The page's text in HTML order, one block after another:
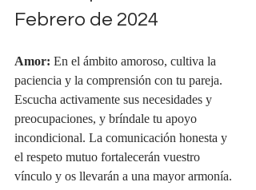
Febrero de 2024
Amor: En el ámbito amoroso, cultiva la
paciencia y la comprensión con tu pareja.
Escucha activamente sus necesidades y
preocupaciones, y bríndale tu apoyo
incondicional. La comunicación honesta y
el respeto mutuo fortalecerán vuestro
vínculo y os llevarán a una mayor armonía.